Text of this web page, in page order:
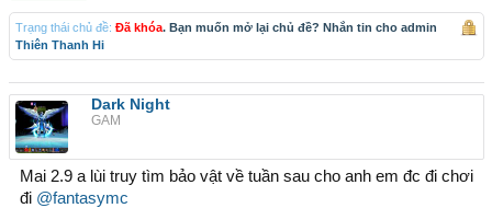
Trạng thái chủ đề: Đã khóa. Bạn muốn mở lại chủ đề? Nhắn tin cho admin
Thiên Thanh Hi
Dark Night
GAM
Mai 2.9 a lùi truy tìm bảo vật về tuần sau cho anh em đc đi chơi
đi @fantasymc